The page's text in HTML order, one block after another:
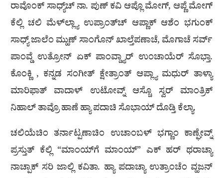
ರಾವೊಂಕ್ ಸಾಧ್ಯ್‌ಚ್ ನಾ. ಪುಣ್ ಕವಿ ಆಪ್ಲೊ ಮೋಗ್, ಆಪ್ಣೆ ಮೋಗ್
ಕೆಲ್ಲಿ ಚಲಿ ಮೆಳ್‍ಲ್ಲ್ಯಾ ಉಪ್ರಾಂತ್‍ಚ್ ಆಪ್ಣಾಕ್ ಆಶೆಂ ಭಗುಂಕ್
ಸಾಧ್ಯ್ ಜಾಲೆಂ ಮ್ಹುಣ್ ಸಾಂಗೊನ್ ಖಾಲ್ತೆಪಣಾಚೆ, ಮೊಗಾಚೆ ಸರ್ವ್
ಪಾಂವ್ಡೆ ಉತ್ರೋನ್ ಏಕ್ ಪಾಂವ್ಡ್ಯಾರ್ ಉಂಚಾಯೆರ್ ಸೊಭ್ತಾ.
ಕೊಂಕ್ಣಿ , ಕನ್ನಡ ಸಂಗೀತ್ ಕ್ಷೇತ್ರಾಂತ್ ಆಪ್ಲ್ಯಾ ಮಧುರ್ ತಾಳ್ಯಾ
ಮಾರಿಫಾತ್ ವಾದಾಳ್ ಉಟೋವ್ನ್ ಆಸ್ಚೊ ಸ್ವರ್ ಮಾಂತ್ರಿಕ್
ನಿಹಾಲ್ ತಾವ್ರೊ ಹಾಣೆ ಹ್ಯಾ ಪದಾಚಿ ಸೊಭಾಯ್ ದೊಡ್ತಿ ಕೆಲ್ಯಾ.
ಚಲಿಯೆಚಿಂ ತರ್ನಾಟ್ಪಣಾಚಿಂ ಉಚಾಂಬಳ್ ಭಗ್ಣಾಂ ಕಾಣ್ಘೇವ್ನ್
ಪ್ರಸ್ತುತ್ ಕೆಲ್ಲಿ “ಮಾಂಯ್‍ಗೆ ಮಾಂಯ್” ಎಕ್ ಹರ್ ಥರಾಚ್ಯಾ
ನಾಚ್ಪಾಕ್ ಸರಿ ಜಾಲ್ಲಿ ಕವಿತಾ. ಹ್ಯಾ ಪದಾಚ್ಯಾ ಉತ್ರಾಂಚೆಂ ವ್ಹಜನ್